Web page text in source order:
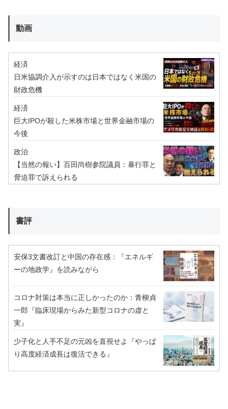
動画
経済
日米協調介入が示すのは日本ではなく米国の
財政危機
経済
巨大IPOが殺した米株市場と世界金融市場の
今後
政治
【当然の報い】百田尚樹参院議員：暴行罪と
脅迫罪で訴えられる
書評
安保3文書改訂と中国の存在感：『エネルギ
ーの地政学』を読みながら
コロナ対策は本当に正しかったのか：青柳貞
一郎『臨床現場からみた新型コロナの虚と
実』
少子化と人手不足の元凶を直視せよ『やっぱ
り高度経済成長は復活できる』